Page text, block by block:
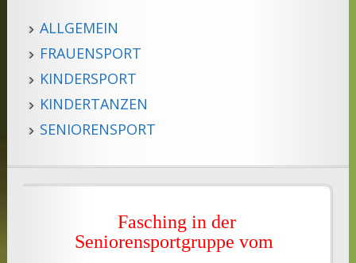
ALLGEMEIN
FRAUENSPORT
KINDERSPORT
KINDERTANZEN
SENIORENSPORT
Fasching in der
Seniorensportgruppe vom